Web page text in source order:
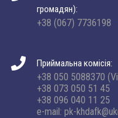
громадян):
+38 (067) 7736198
Приймальна комісія:
+38 050 5088370
+38 073 050 51 45
+38 096 040 11 25
e-mail: pk-